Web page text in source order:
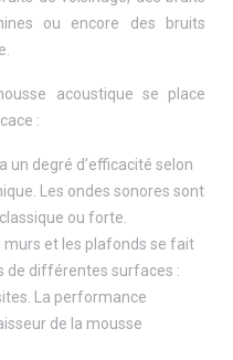
ou encore des bruits
acoustique se place
:
un degré d’efficacité selon
Les ondes sonores sont
ou forte.
murs et les plafonds se fait
de différentes surfaces :
La performance
de la mousse